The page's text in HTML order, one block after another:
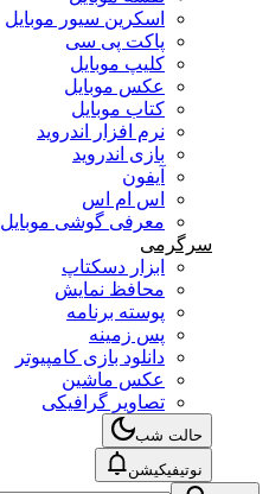
اسکرین سیور موبایل
پاکت پی سی
کلیپ موبایل
عکس موبایل
کتاب موبایل
نرم افزار اندروید
بازی اندروید
آیفون
اس ام اس
معرفی گوشی موبایل
سرگرمی
ابزار دسکتاپ
محافظ نمایش
پوسته برنامه
پس زمینه
دانلود بازی کامپیوتر
عکس ماشین
تصاویر گرافیکی
حالت شب
نوتیفیکیشن